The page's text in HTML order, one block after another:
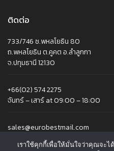
ติดต่อ
733/746 ซ.พหลโยธิน 80
ถ.พหลโยธิน ต.คูคต อ.ลำลูกกา
จ.ปทุมธานี 12130
+66(02) 574 2275
จันทร์ – เสาร์ at 09:00 – 18:00
sales@eurobestmail.com
เราใช้คุกกี้เพื่อให้มั่นใจว่าคุณจะ